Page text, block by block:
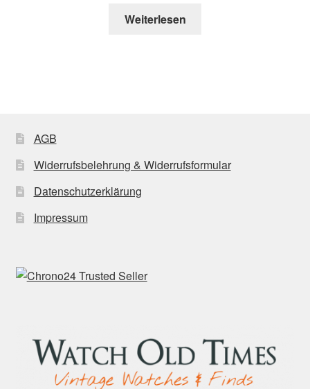
Weiterlesen
AGB
Widerrufsbelehrung & Widerrufsformular
Datenschutzerklärung
Impressum